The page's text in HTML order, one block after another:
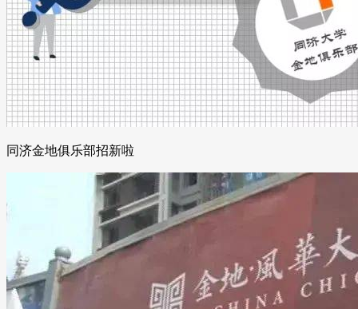
同济金地俱乐部招新啦